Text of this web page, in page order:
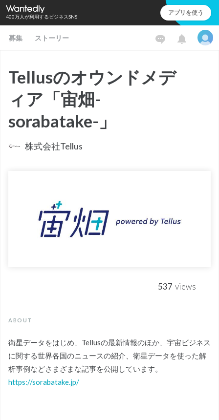
400万人が利用するビジネスSNS アプリを使う
募集 ストーリー
Tellusのオウンドメデ
ィア「宙畑-
sorabatake-」
株式会社Tellus
537 views
ABOUT
衛星データをはじめ、Tellusの最新情報のほか、宇宙ビジネス
に関する世界各国のニュースの紹介、衛星データを使った解
析事例などさまざまな記事を公開しています。
https://sorabatake.jp/